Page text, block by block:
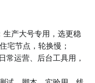
生产大号专用，选更稳
宅节点，轮换慢；
日常运营、后台工具用，